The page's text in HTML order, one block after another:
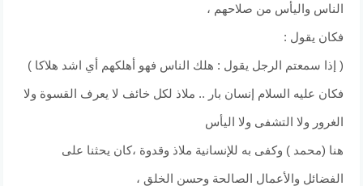
الناس واليأس من صلاحهم ،
فكان يقول :
( إذا سمعتم الرجل يقول : هلك الناس فهو أهلكهم أي اشد هلاكا )
فكان عليه السلام إنسان بار .. ملاذ لكل خائف لا يعرف القسوة ولا
الغرور ولا التشفى ولا اليأس
هنا (محمد ) وكفى به للإنسانية ملاذ وقدوة ،كان يحثنا على
الفضائل والأعمال الصالحة وحسن الخلق ،